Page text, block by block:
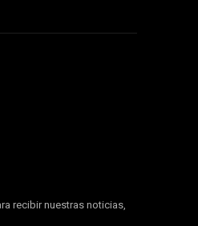
recibir nuestras noticias,